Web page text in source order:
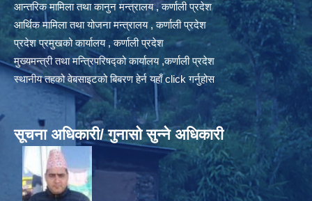
आन्तरिक मामिला तथा कानुन मन्त्रालय , कर्णाली प्रदेश
आर्थिक मामिला तथा योजना मन्त्रालय , कर्णाली प्रदेश
प्रदेश प्रमुखको कार्यालय , कर्णाली प्रदेश
मुख्यमन्त्री तथा मन्त्रिपरिषद्को कार्यालय ,कर्णाली प्रदेश
स्थानीय तहको वेबसाइटको बिबरण हेर्न यहाँ click गर्नुहोस
सूचना अधिकारी/ गुनासो सुन्ने अधिकारी